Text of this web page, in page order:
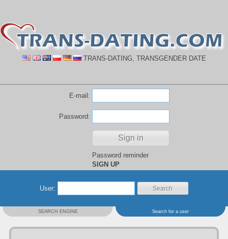
TRANS-DATING, TRANSGENDER DATE
E-mail:
Password:
Password reminder
SIGN UP
User:
SEARCH ENGINE Search for a user